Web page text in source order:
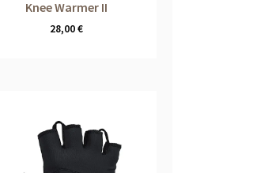
Knee Warmer II
28,00€